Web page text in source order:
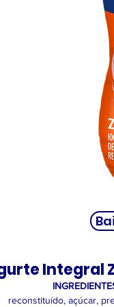
Integral
reconstituído, açúcar,